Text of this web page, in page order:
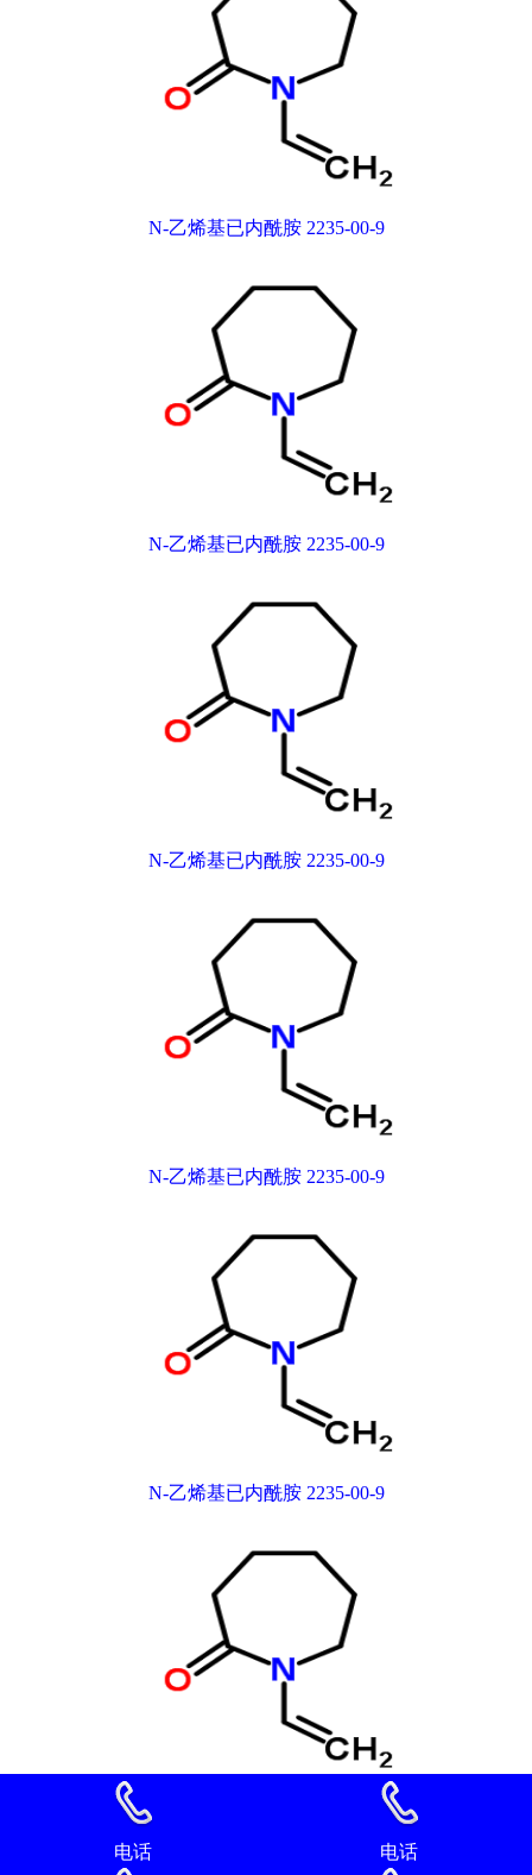
N-乙烯基已内酰胺 2235-00-9
N-乙烯基已内酰胺 2235-00-9
N-乙烯基已内酰胺 2235-00-9
N-乙烯基已内酰胺 2235-00-9
N-乙烯基已内酰胺 2235-00-9
N-乙烯基已内酰胺 2235-00-9
电话 电话